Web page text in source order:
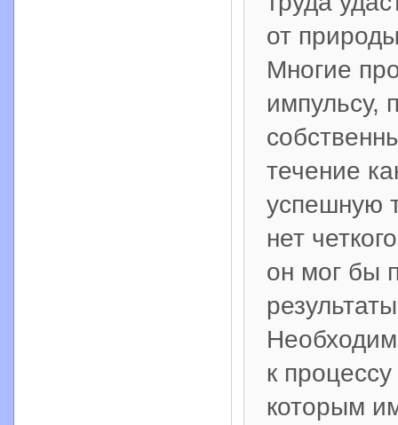
от
Многие
импульсу,
течение
успешную
нет
он мог бы
к
которым